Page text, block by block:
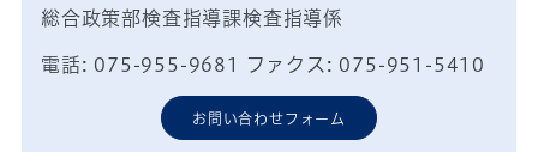
総合政策部検査指導課検査指導係
電話: 075-955-9681 ファクス: 075-951-5410
お問い合わせフォーム